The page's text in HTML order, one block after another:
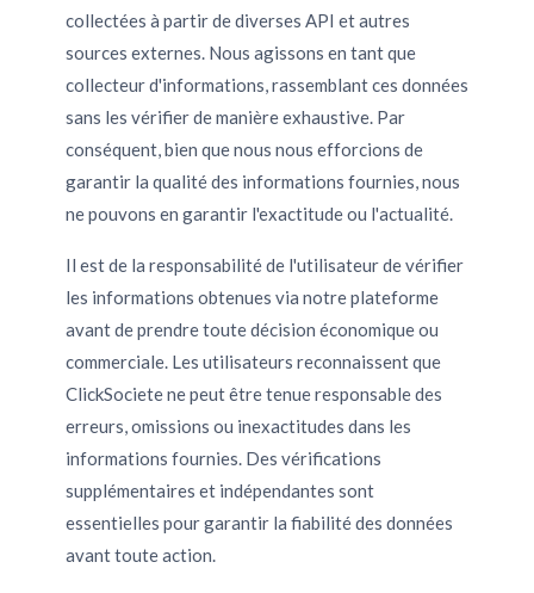
collectées à partir de diverses API et autres
sources externes. Nous agissons en tant que
collecteur d'informations, rassemblant ces données
sans les vérifier de manière exhaustive. Par
conséquent, bien que nous nous efforcions de
garantir la qualité des informations fournies, nous
ne pouvons en garantir l'exactitude ou l'actualité.
Il est de la responsabilité de l'utilisateur de vérifier
les informations obtenues via notre plateforme
avant de prendre toute décision économique ou
commerciale. Les utilisateurs reconnaissent que
ClickSociete ne peut être tenue responsable des
erreurs, omissions ou inexactitudes dans les
informations fournies. Des vérifications
supplémentaires et indépendantes sont
essentielles pour garantir la fiabilité des données
avant toute action.